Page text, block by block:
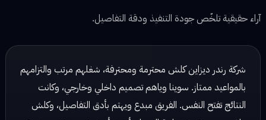
آراء حقيقية تلخّص جودة التنفيذ ودقة التفاصيل.
شركة رندر ديزاين شغلهم مرتب وكلش احترافي، يهتمون بالتفاصيل
ويسلمون الشغل بالوقت المحدد. تعاملهم راقي والنتائج دائماً
ممتازة!